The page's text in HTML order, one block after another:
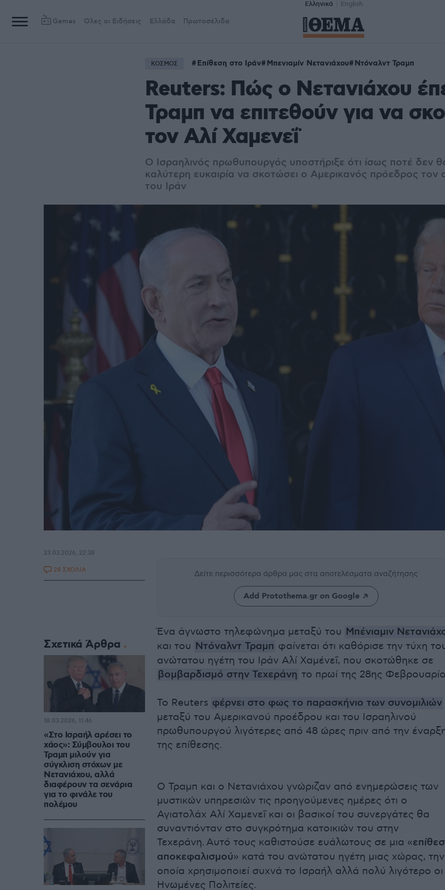
Ελληνικά English
Games Όλες οι Ειδήσεις Ελλάδα Πρωτοσέλιδα
ΚΟΣΜΟΣ Επίθεση στο Ιράν Μπενιαμίν Νετανιάχου Ντόναλντ Τραμπ
Reuters: Πώς ο Νετανιάχου
Τραμπ να επιτεθούν για να
τον Αλί Χαμενεΐ
Ο Ισραηλινός πρωθυπουργός υποστήριξε ότι ίσως ποτέ δεν
καλύτερη ευκαιρία να σκοτώσει ο Αμερικανός πρόεδρος τον
του Ιράν
Δείτε περισσότερα άρθρα μας στα αποτελέσματα αναζήτησης
Add Protothema.gr on Google
Ένα άγνωστο τηλεφώνημα μεταξύ του Μπένιαμιν
και του Ντόναλντ Τραμπ φαίνεται ότι καθόρισε την τύχη
ανώτατου ηγέτη του Ιράν Αλί Χαμένεΐ, που σκοτώθηκε σε
βομβαρδισμό στην Τεχεράνη το πρωί της 28ης
Το Reuters φέρνει στο φως το παρασκήνιο των συνομιλιών
μεταξύ του Αμερικανού προέδρου και του Ισραηλινού
πρωθυπουργού λιγότερες από 48 ώρες πριν από την
της επίθεσης.
Ο Τραμπ και ο Νετανιάχου γνώριζαν από ενημερώσεις των
μυστικών υπηρεσιών τις προηγούμενες ημέρες ότι ο
Αγιατολάχ Αλί Χαμενεΐ και οι βασικοί του συνεργάτες θα
συναντιόνταν στο συγκρότημα κατοικιών του στην
Τεχεράνη. Αυτό τους καθιστούσε ευάλωτους σε μια «
αποκεφαλισμού» κατά του ανώτατου ηγέτη μιας χώρας, την
οποία χρησιμοποιεί συχνά το Ισραήλ αλλά πολύ λιγότερο οι
Ηνωμένες Πολιτείες.
23.03.2026, 22:38
24 ΣΧΟΛΙΑ
Σχετικά Άρθρα
«Στο Ισραήλ αρέσει το
χάος»: Σύμβουλοι του
Τραμπ μιλούν για
σύγκλιση στόχων με
Νετανιάχου, αλλά
διαφέρουν τα σενάρια
για το φινάλε του
πολέμου
18.03.2026, 11:46